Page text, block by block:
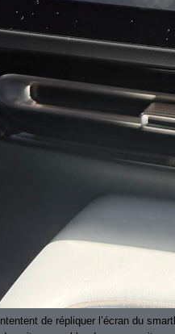
de répliquer l’écran du